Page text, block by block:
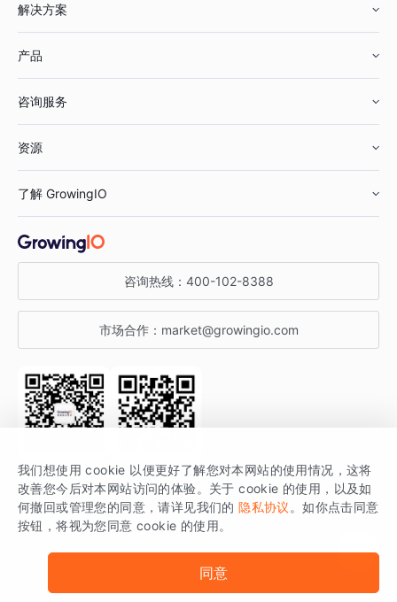
解决方案
鞋服行业
汽车行业
金融行业
产品
智能运营
获客分析
咨询服务
资源
增长公开课
增长博客
开发者文档
SDK 文档
场景指南
了解 GrowingIO
关于 GrowingIO
增长大会
行业活动
咨询热线： 400-102-8388
市场合作： market@growingio.com
关注公众号 获取更多干货
GrowingIO 是专注于数据智能分析与增长的品牌，核心平台为 GrowingIO
分析云。
版权所有 © 北京易数科技有限公司
我们想使用 cookie 以便更好了解您对本网站的使用情况，这将
改善您今后对本网站访问的体验。关于 cookie 的使用，以及如
何撤回或管理您的同意，请详见我们的 隐私协议 。如你点击同意
按钮，将视为您同意 cookie 的使用。
同意